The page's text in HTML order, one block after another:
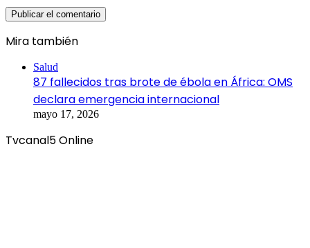
Mira también
Salud
87 fallecidos tras brote de ébola en África: OMS
declara emergencia internacional
mayo 17, 2026
Tvcanal5 Online